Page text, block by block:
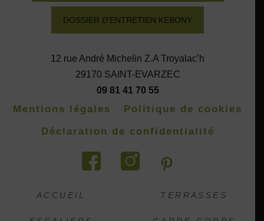
DOSSIER D'ENTRETIEN KEBONY
12 rue André Michelin Z.A Troyalac’h
29170 SAINT-EVARZEC
09 81 41 70 55
Mentions légales
Politique de cookies
Déclaration de confidentialité
ACCUEIL TERRASSES